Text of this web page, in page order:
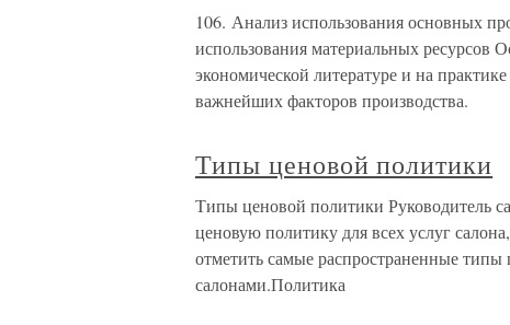
106. Анализ использования основных
использования материальных ресурсов
экономической литературе и на
важнейших факторов производства.
Типы ценовой политики
Типы ценовой политики Руководитель
ценовую политику для всех услуг
отметить самые распространенные
салонами.Политика